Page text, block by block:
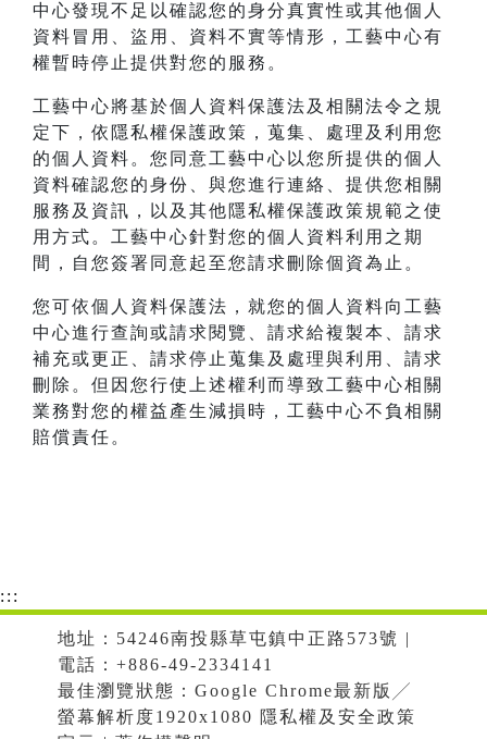
中心發現不足以確認您的身分真實性或其他個人
資料冒用、盜用、資料不實等情形，工藝中心有
權暫時停止提供對您的服務。
工藝中心將基於個人資料保護法及相關法令之規
定下，依隱私權保護政策，蒐集、處理及利用您
的個人資料。您同意工藝中心以您所提供的個人
資料確認您的身份、與您進行連絡、提供您相關
服務及資訊，以及其他隱私權保護政策規範之使
用方式。工藝中心針對您的個人資料利用之期
間，自您簽署同意起至您請求刪除個資為止。
您可依個人資料保護法，就您的個人資料向工藝
中心進行查詢或請求閱覽、請求給複製本、請求
補充或更正、請求停止蒐集及處理與利用、請求
刪除。但因您行使上述權利而導致工藝中心相關
業務對您的權益產生減損時，工藝中心不負相關
賠償責任。
:::
地址：54246南投縣草屯鎮中正路573號 |
電話：+886-49-2334141
最佳瀏覽狀態：Google Chrome最新版╱
螢幕解析度1920x1080 隱私權及安全政策